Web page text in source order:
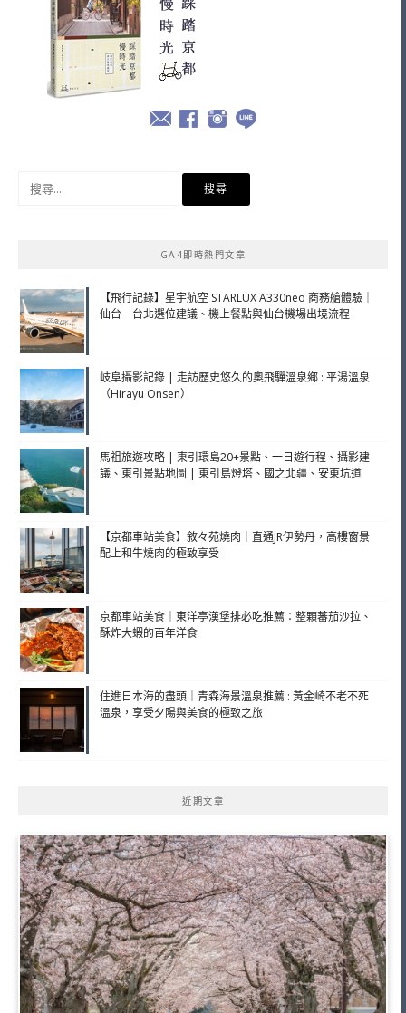
GA4即時熱門文章
【飛行記錄】星宇航空 STARLUX A330neo 商務艙體驗｜
仙台－台北選位建議、機上餐點與仙台機場出境流程
岐阜攝影記錄 | 走訪歷史悠久的奧飛驒溫泉鄉 : 平湯溫泉
（Hirayu Onsen）
馬祖旅遊攻略 | 東引環島20+景點、一日遊行程、攝影建
議、東引景點地圖 | 東引島燈塔、國之北疆、安東坑道
【京都車站美食】敘々苑燒肉｜直通JR伊勢丹，高樓窗景
配上和牛燒肉的極致享受
京都車站美食｜東洋亭漢堡排必吃推薦：整顆蕃茄沙拉、
酥炸大蝦的百年洋食
住進日本海的盡頭｜青森海景溫泉推薦 : 黃金崎不老不死
溫泉，享受夕陽與美食的極致之旅
近期文章